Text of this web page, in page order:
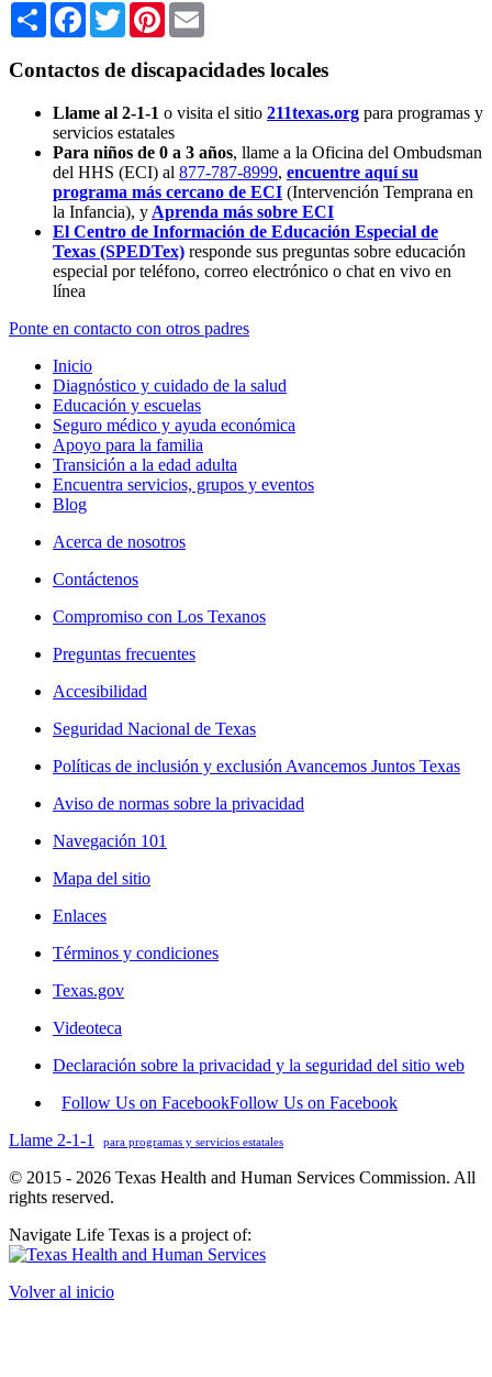
Share Facebook
TwitterPinterest
Contactos de discapacidades locales
Llame al 2-1-1 o visita el sitio 211texas.org para programas y
servicios estatales
Para niños de 0 a 3 años, llame a la Oficina del Ombudsman
del HHS (ECI) al 877-787-8999, encuentre aquí su
programa más cercano de ECI (Intervención Temprana en
la Infancia), y Aprenda más sobre ECI
El Centro de Información de Educación Especial de
Texas (SPEDTex) responde sus preguntas sobre educación
especial por teléfono, correo electrónico o chat en vivo en
línea
Ponte en contacto con otros padres
Inicio
Diagnóstico y cuidado de la salud
Educación y escuelas
Seguro médico y ayuda económica
Apoyo para la familia
Transición a la edad adulta
Encuentra servicios, grupos y eventos
Blog
Acerca de nosotros
Contáctenos
Compromiso con Los Texanos
Preguntas frecuentes
Accesibilidad
Seguridad Nacional de Texas
Políticas de inclusión y exclusión Avancemos Juntos Texas
Aviso de normas sobre la privacidad
Navegación 101
Mapa del sitio
Enlaces
Términos y condiciones
Texas.gov
Videoteca
Declaración sobre la privacidad y la seguridad del sitio web
Follow Us on FacebookFollow Us on Facebook
Llame 2-1-1
para programas y servicios estatales
© 2015 - 2026 Texas Health and Human Services Commission. All
rights reserved.
Navigate Life Texas is a project of:
Volver al inicio